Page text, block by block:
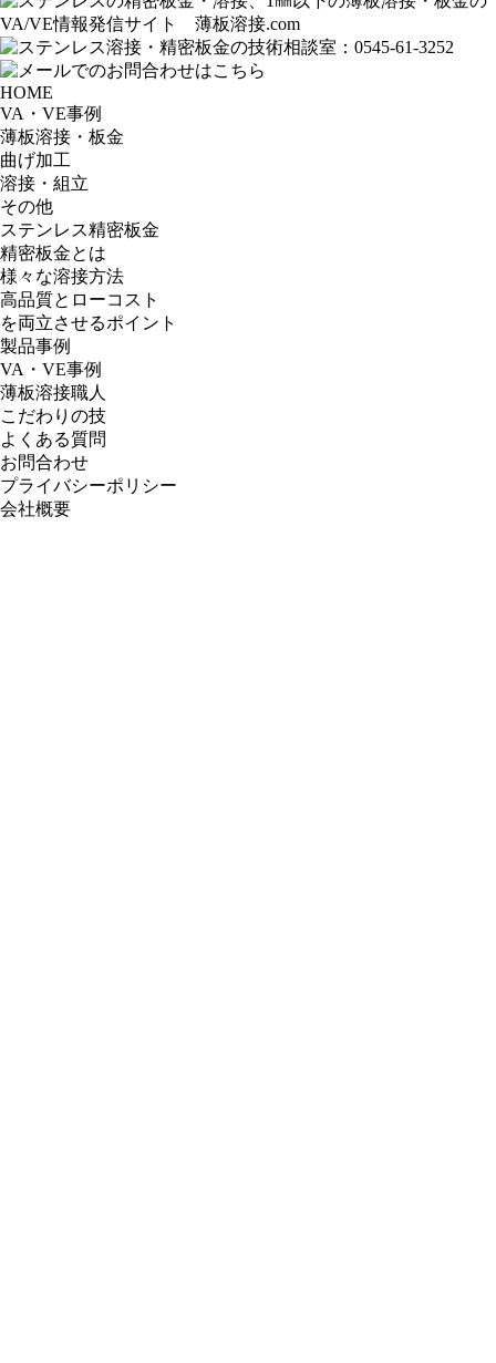
HOME
VA・VE事例
薄板溶接・板金
曲げ加工
溶接・組立
その他
ステンレス精密板金
精密板金とは
様々な溶接方法
高品質とローコスト
を両立させるポイント
製品事例
VA・VE事例
薄板溶接職人
こだわりの技
よくある質問
お問合わせ
プライバシーポリシー
会社概要